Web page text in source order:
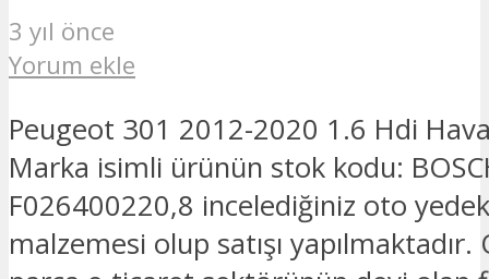
3 yıl önce
Yorum ekle
Peugeot 301 2012-2020 1.6 Hdi
Marka isimli ürünün stok kodu:
F026400220,8 incelediğiniz oto
malzemesi olup satışı